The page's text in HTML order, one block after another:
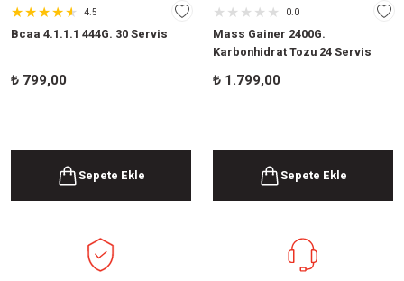
4.5
Bcaa 4.1.1.1 444G. 30 Servis
₺ 799,00
Sepete Ekle
0.0
Mass Gainer 2400G.
Karbonhidrat Tozu 24 Servis
₺ 1.799,00
Sepete Ekle